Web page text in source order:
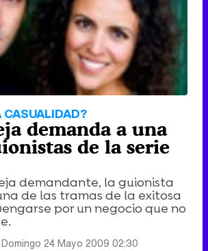
demanda a una
de la serie
demandante, la guionista
de las tramas de la exitosa
por un negocio que no
Domingo 24 Mayo 2009 02:30